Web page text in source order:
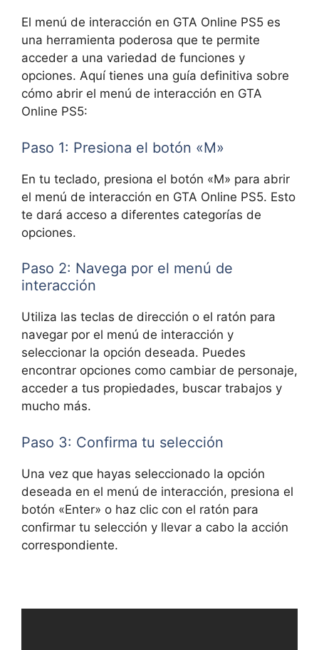
El menú de interacción en GTA Online PS5 es
una herramienta poderosa que te permite
acceder a una variedad de funciones y
opciones. Aquí tienes una guía definitiva sobre
cómo abrir el menú de interacción en GTA
Online PS5:
Paso 1: Presiona el botón «M»
En tu teclado, presiona el botón «M» para abrir
el menú de interacción en GTA Online PS5. Esto
te dará acceso a diferentes categorías de
opciones.
Paso 2: Navega por el menú de
interacción
Utiliza las teclas de dirección o el ratón para
navegar por el menú de interacción y
seleccionar la opción deseada. Puedes
encontrar opciones como cambiar de personaje,
acceder a tus propiedades, buscar trabajos y
mucho más.
Paso 3: Confirma tu selección
Una vez que hayas seleccionado la opción
deseada en el menú de interacción, presiona el
botón «Enter» o haz clic con el ratón para
confirmar tu selección y llevar a cabo la acción
correspondiente.